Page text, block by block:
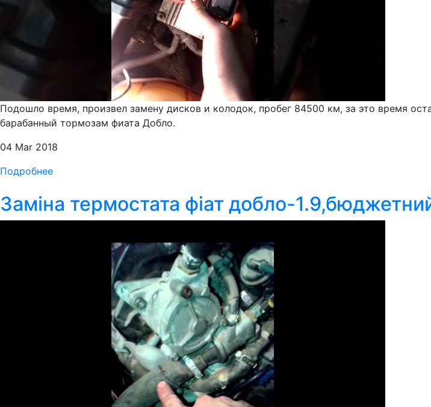
Подошло время, произвел замену дисков и колодок, пробег 84500 км, за это время
барабанный тормозам фиата Добло.
04 Mar 2018
Подробнее
Заміна термостата фіат добло-